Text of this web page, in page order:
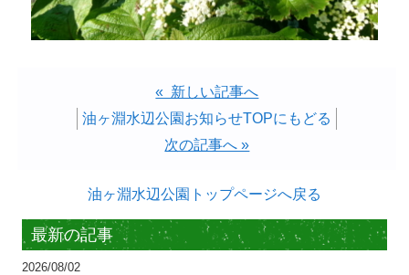
« 新しい記事へ
油ヶ淵水辺公園お知らせTOPにもどる
次の記事へ »
油ヶ淵水辺公園トップページへ戻る
最新の記事
2026/08/02